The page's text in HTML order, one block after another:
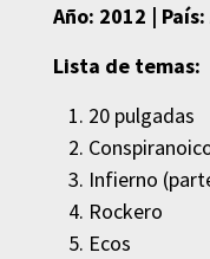
Año: 2012 |
Lista de temas:
20 pulgadas
Infierno
Rockero
Ecos